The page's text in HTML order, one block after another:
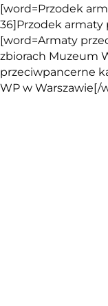
[word=Przodek
36]Przodek armaty
[word=Armaty
zbiorach Muzeum
przeciwpancerne
WP w Warszawie[/